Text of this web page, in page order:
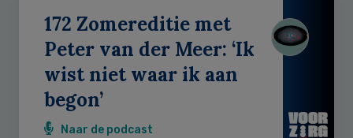
172 Zomereditie met
Peter van der Meer: ‘Ik
wist niet waar ik aan
begon’
Naar de podcast